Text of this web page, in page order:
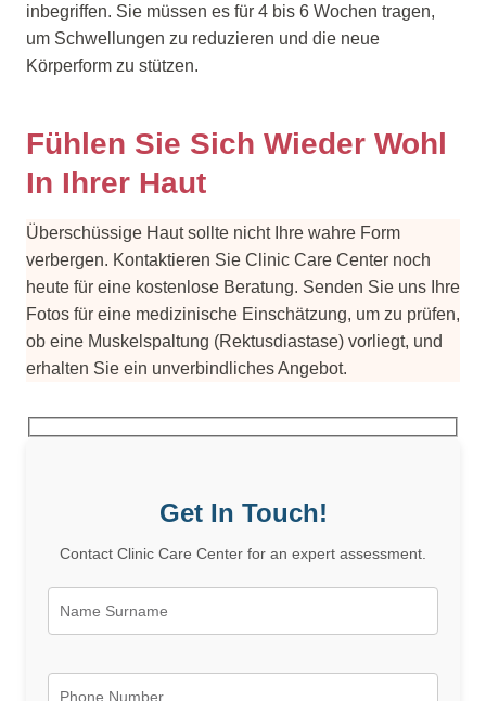
inbegriffen. Sie müssen es für 4 bis 6 Wochen tragen,
um Schwellungen zu reduzieren und die neue
Körperform zu stützen.
Fühlen Sie Sich Wieder Wohl
In Ihrer Haut
Überschüssige Haut sollte nicht Ihre wahre Form
verbergen. Kontaktieren Sie Clinic Care Center noch
heute für eine kostenlose Beratung. Senden Sie uns Ihre
Fotos für eine medizinische Einschätzung, um zu prüfen,
ob eine Muskelspaltung (Rektusdiastase) vorliegt, und
erhalten Sie ein unverbindliches Angebot.
Get In Touch!
Contact Clinic Care Center for an expert assessment.